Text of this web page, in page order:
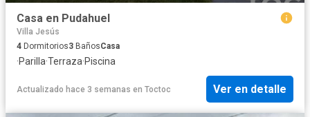
Casa en Pudahuel
Villa Jesús
4 Dormitorios3 BañosCasa
·Parilla·Terraza·Piscina
Actualizado hace 3 semanas en Toctoc Ver en detalle